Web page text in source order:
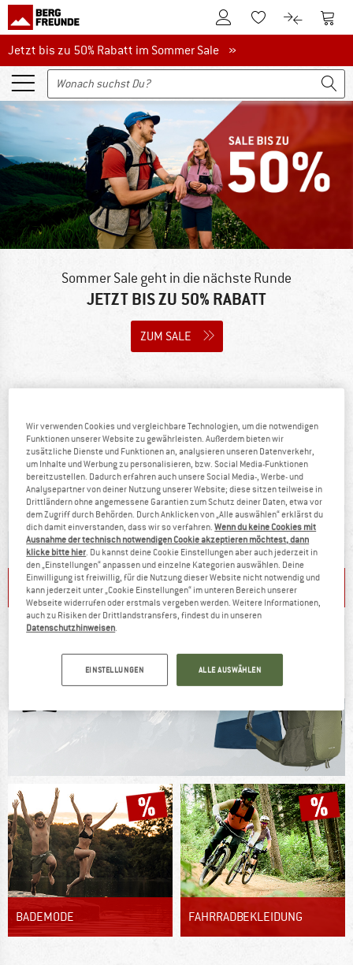
Zum KundenkontoZum Merkzettel.
Zum Zum
Jetzt bis zu 50% Rabatt im Sommer Sale
Jetzt bis zu 50% Rabatt im Sommer Sale »
Sommer Sale geht in die nächste Runde
JETZT BIS ZU 50% RABATT
ZUM SALE
REDUZIERTE T-SHIRTS LAUFSCHUHE
BADEMODE FAHRRADBEKLEIDUNG
Wir verwenden Cookies und vergleichbare Technologien, um die notwendigen
Funktionen unserer Website zu gewährleisten. Außerdem bieten wir
zusätzliche Dienste und Funktionen an, analysieren unseren Datenverkehr,
um Inhalte und Werbung zu personalisieren, bzw. Social Media-Funktionen
bereitzustellen. Dadurch erfahren auch unsere Social Media-, Werbe- und
Analysepartner von deiner Nutzung unserer Website; diese sitzen teilweise in
Drittländern ohne angemessene Garantien zum Schutz deiner Daten, etwa vor
dem Zugriff durch Behörden. Durch Anklicken von „Alle auswählen“ erklärst du
dich damit einverstanden, dass wir so verfahren.Wenn du keine Cookies mit
Ausnahme der technisch notwendigen Cookie akzeptieren möchtest, dann
klicke bitte hier. Du kannst deine Cookie Einstellungen aber auch jederzeit in
den „Einstellungen“ anpassen und einzelne Kategorien auswählen. Deine
Einwilligung ist freiwillig, für die Nutzung dieser Website nicht notwendig und
kann jederzeit unter „Cookie Einstellungen“ im unteren Bereich unserer
Webseite widerrufen oder erstmals vergeben werden. Weitere Informationen,
auch zu Risiken der Drittlandstransfers, findest du in unseren
Datenschutzhinweisen.
EINSTELLUNGEN ALLE AUSWÄHLEN